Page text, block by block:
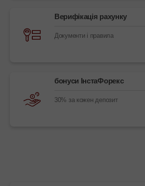
Верифікація рахунку
Документи і правила
бонуси ІнстаФорекс
30% за кожен депозит